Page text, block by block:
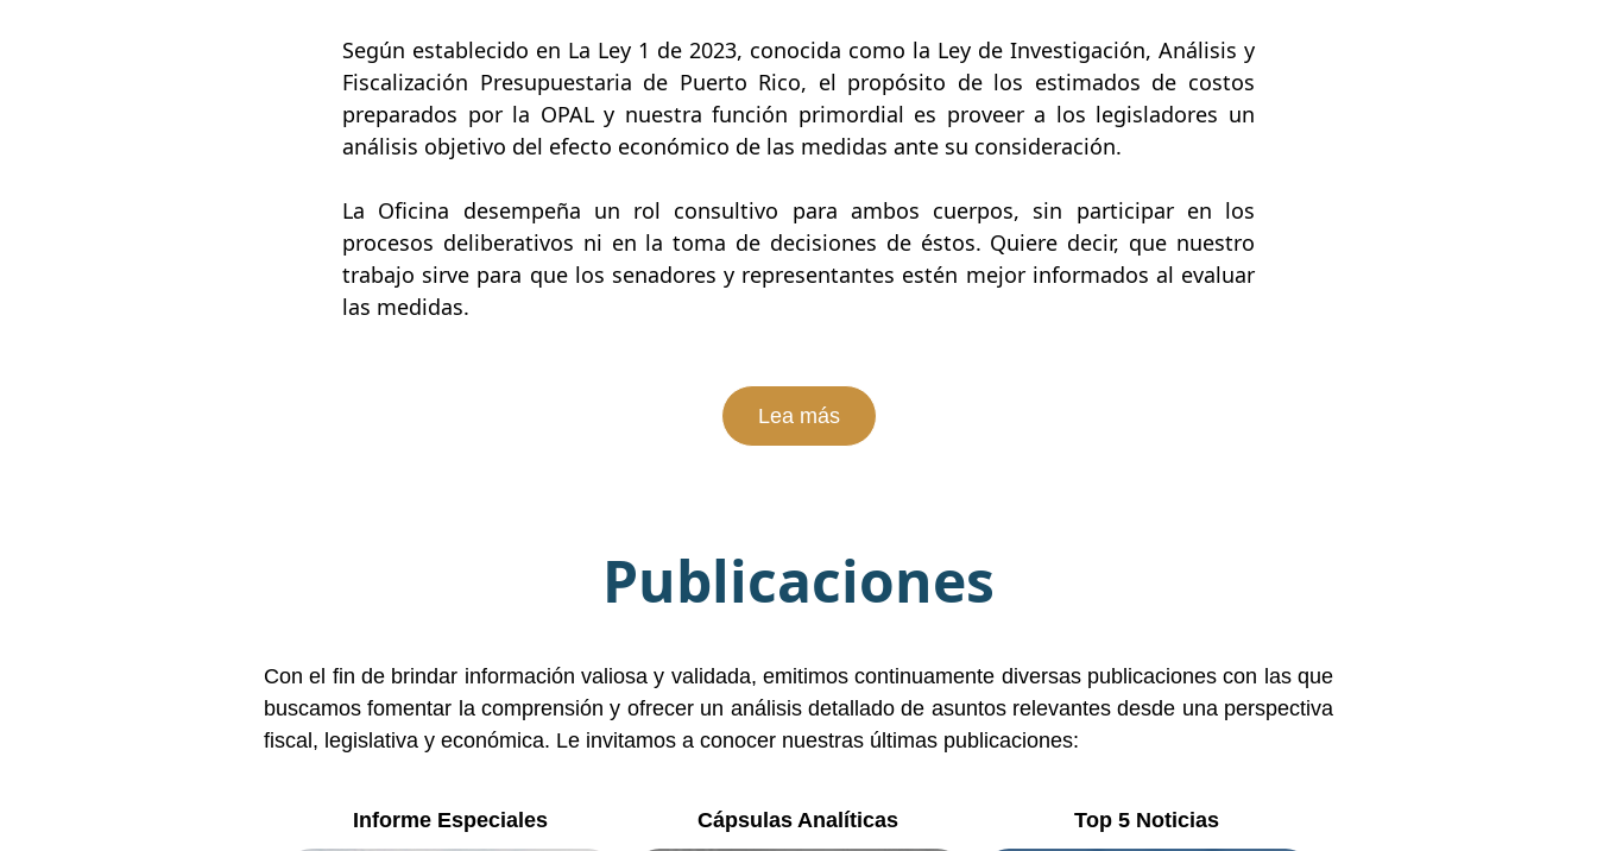
Según establecido en La Ley 1 de 2023, conocida como la Ley de Investigación, Análisis y
Fiscalización Presupuestaria de Puerto Rico, el propósito de los estimados de costos
preparados por la OPAL y nuestra función primordial es proveer a los legisladores un
análisis objetivo del efecto económico de las medidas ante su consideración.
La Oficina desempeña un rol consultivo para ambos cuerpos, sin participar en los
procesos deliberativos ni en la toma de decisiones de éstos. Quiere decir, que nuestro
trabajo sirve para que los senadores y representantes estén mejor informados al evaluar
las medidas.
Lea más
Publicaciones
Con el fin de brindar información valiosa y validada, emitimos continuamente diversas publicaciones con las que
buscamos fomentar la comprensión y ofrecer un análisis detallado de asuntos relevantes desde una perspectiva
fiscal, legislativa y económica. Le invitamos a conocer nuestras últimas publicaciones:
Informe Especiales Cápsulas Analíticas Top 5 Noticias